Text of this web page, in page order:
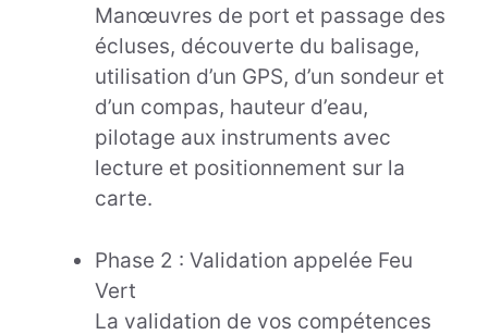
Manœuvres de port et passage des
écluses, découverte du balisage,
utilisation d’un GPS, d’un sondeur et
d’un compas, hauteur d’eau,
pilotage aux instruments avec
lecture et positionnement sur la
carte.
Phase 2 : Validation appelée Feu
Vert
La validation de vos compétences